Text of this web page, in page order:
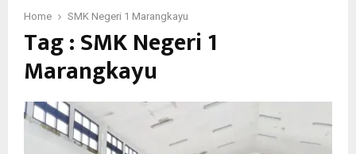
Home SMK Negeri 1 Marangkayu
Tag : SMK Negeri 1
Marangkayu